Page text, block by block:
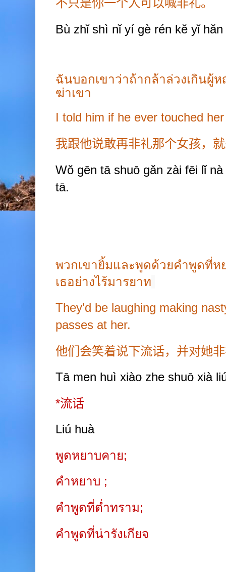
不只是你一个人可以喊非礼。
Bù zhǐ shì nǐ yí gè rén kě yǐ
ฉันบอกเขาว่าถ้ากล้าล่วงเกินผู้
ฆ่าเขา
I told him if he ever touched
我跟他说敢再非礼那个女孩，
Wǒ gēn tā shuō gǎn zài fēi lǐ
tā.
พวกเขายิ้มและพูดด้วยคำพูดที่ห
เธอย่างไร้มารยาท
They'd be laughing making
passes at her.
他们会笑着说下流话，并对她
Tā men huì xiào zhe shuō xià
*流话
Liú huà
พูดหยาบคาย;
คำหยาบ ;
คำพูดที่ต่ำทราม;
คำพูดที่น่ารังเกียจ